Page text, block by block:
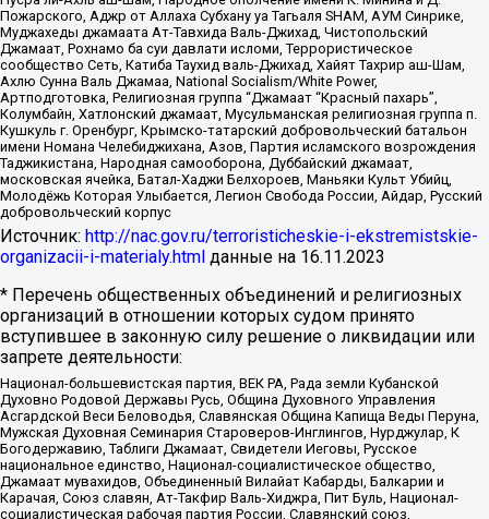
Пожарского, Аджр от Аллаха Субхану уа Тагьаля SHAM, АУМ Синрике,
Муджахеды джамаата Ат-Тавхида Валь-Джихад, Чистопольский
Джамаат, Рохнамо ба суи давлати исломи, Террористическое
сообщество Сеть, Катиба Таухид валь-Джихад, Хайят Тахрир аш-Шам,
Ахлю Сунна Валь Джамаа, National Socialism/White Power,
Артподготовка, Религиозная группа “Джамаат “Красный пахарь”,
Колумбайн, Хатлонский джамаат, Мусульманская религиозная группа п.
Кушкуль г. Оренбург, Крымско-татарский добровольческий батальон
имени Номана Челебиджихана, Азов, Партия исламского возрождения
Таджикистана, Народная самооборона, Дуббайский джамаат,
московская ячейка, Батал-Хаджи Белхороев, Маньяки Культ Убийц,
Молодёжь Которая Улыбается, Легион Свобода России, Айдар, Русский
добровольческий корпус
Источник: http://nac.gov.ru/terroristicheskie-i-ekstremistskie-
organizacii-i-materialy.html данные на 16.11.2023
* Перечень общественных объединений и религиозных
организаций в отношении которых судом принято
вступившее в законную силу решение о ликвидации или
запрете деятельности:
Национал-большевистская партия, ВЕК РА, Рада земли Кубанской
Духовно Родовой Державы Русь, Община Духовного Управления
Асгардской Веси Беловодья, Славянская Община Капища Веды Перуна,
Мужская Духовная Семинария Староверов-Инглингов, Нурджулар, К
Богодержавию, Таблиги Джамаат, Свидетели Иеговы, Русское
национальное единство, Национал-социалистическое общество,
Джамаат мувахидов, Объединенный Вилайат Кабарды, Балкарии и
Карачая, Союз славян, Ат-Такфир Валь-Хиджра, Пит Буль, Национал-
социалистическая рабочая партия России, Славянский союз,